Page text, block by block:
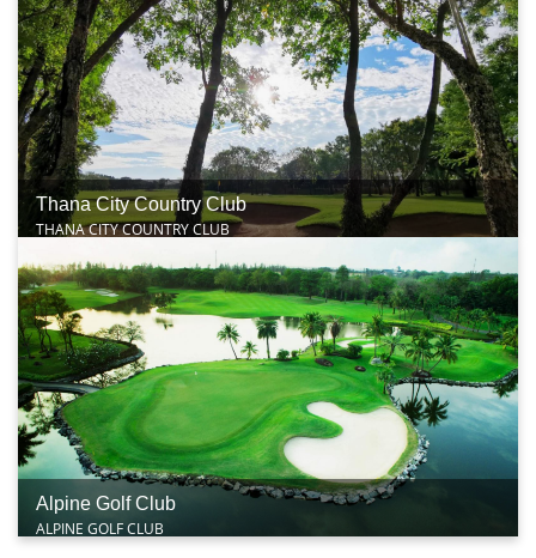
Thana City Country Club
THANA CITY COUNTRY CLUB
Alpine Golf Club
ALPINE GOLF CLUB